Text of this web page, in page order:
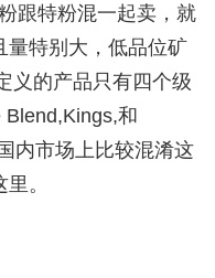
跟特粉混一起卖，就
量特别大，低品位矿
义的产品只有四个级
和
内市场上比较混淆这
。